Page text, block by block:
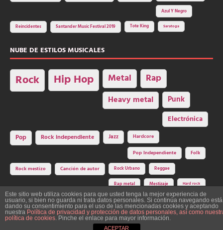
Azul Y Negro
Reincidentes Santander Music Festival 2019 Tote King Saratoga
NUBE DE ESTILOS MUSICALES
Rock Hip Hop Metal Rap
Heavy metal Punk
Electrónica
Pop Rock independiente Jazz Hardcore
Pop Independiente Folk
Rock mestizo Canción de autor Rock Urbano Reggae
Rap metal Mestizaje Hard rock
Construcción y diseño: La Factoría del Ritmo Art Studio. Edita: Asociación
Cultural Y Dale Ritmo!
Este sitio web utiliza cookies para que usted tenga la mejor experiencia de
usuario, si bien no guarda ni trata datos personales. Si continúa navegando está
dando su consentimiento para el uso de las mencionadas cookies y aceptando
nuestra Política de privacidad y protección de datos personales, así como
política de cookies. Pinche el enlace para mayor información.
ACEPTAR